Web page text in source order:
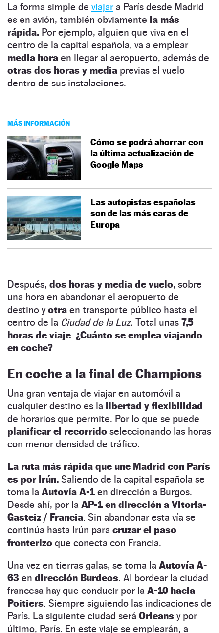
La forma simple de viajar a París desde Madrid
es en avión, también obviamente la más
rápida. Por ejemplo, alguien que viva en el
centro de la capital española, va a emplear
media hora en llegar al aeropuerto, además de
otras dos horas y media previas el vuelo
dentro de sus instalaciones.
MÁS INFORMACIÓN
Cómo se podrá ahorrar con
la última actualización de
Google Maps
Las autopistas españolas
son de las más caras de
Europa
Después, dos horas y media de vuelo, sobre
una hora en abandonar el aeropuerto de
destino yotra en transporte público hasta el
centro de la Ciudad de la Luz. Total unas 7,5
horas de viaje. ¿Cuánto se emplea viajando
en coche?
En coche a la final de Champions
Una gran ventaja de viajar en automóvil a
cualquier destino es la libertad y flexibilidad
de horarios que permite. Por lo que se puede
planificar el recorrido seleccionando las horas
con menor densidad de tráfico.
La ruta más rápida que une Madrid con París
es por Irún. Saliendo de la capital española se
toma la Autovía A-1 en dirección a Burgos.
Desde ahí, por la AP-1 en dirección a Vitoria-
Gasteiz / Francia. Sin abandonar esta vía se
continúa hasta Irún para cruzar el paso
fronterizo que conecta con Francia.
Una vez en tierras galas, se toma la Autovía A-
63 en dirección Burdeos. Al bordear la ciudad
francesa hay que conducir por la A-10 hacia
Poitiers. Siempre siguiendo las indicaciones de
París. La siguiente ciudad será Orleans y por
último, París. En este viaje se emplearán, a